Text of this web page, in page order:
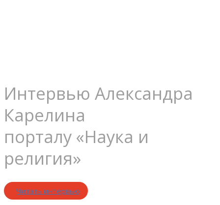
Интервью Александра
Карелина
порталу «Наука и
религия»
Читать интервью